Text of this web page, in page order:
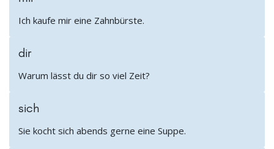
Ich kaufe mir eine Zahnbürste.
dir
Warum lässt du dir so viel Zeit?
sich
Sie kocht sich abends gerne eine Suppe.